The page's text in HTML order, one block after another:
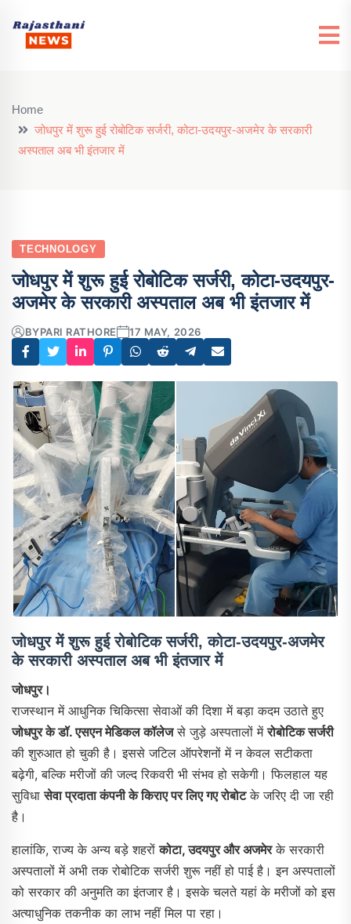
Home
जोधपुर में शुरू हुई रोबोटिक सर्जरी, कोटा-उदयपुर-अजमेर के सरकारी
अस्पताल अब भी इंतजार में
TECHNOLOGY
जोधपुर में शुरू हुई रोबोटिक सर्जरी, कोटा-उदयपुर-
अजमेर के सरकारी अस्पताल अब भी इंतजार में
BYPARI RATHORE 17 MAY, 2026
जोधपुर में शुरू हुई रोबोटिक सर्जरी, कोटा-उदयपुर-अजमेर
के सरकारी अस्पताल अब भी इंतजार में
जोधपुर।
राजस्थान में आधुनिक चिकित्सा सेवाओं की दिशा में बड़ा कदम उठाते हुए
जोधपुर के डॉ. एसएन मेडिकल कॉलेजसे जुड़े अस्पतालों मेंरोबोटिक सर्जरी
की शुरुआत हो चुकी है। इससे जटिल ऑपरेशनों में न केवल सटीकता
बढ़ेगी, बल्कि मरीजों की जल्द रिकवरी भी संभव हो सकेगी। फिलहाल यह
सुविधासेवा प्रदाता कंपनी के किराए पर लिए गए रोबोटके जरिए दी जा रही
है।
हालांकि, राज्य के अन्य बड़े शहरोंकोटा, उदयपुर और अजमेरके सरकारी
अस्पतालों में अभी तक रोबोटिक सर्जरी शुरू नहीं हो पाई है। इन अस्पतालों
को सरकार की अनुमति का इंतजार है। इसके चलते यहां के मरीजों को इस
अत्याधुनिक तकनीक का लाभ नहीं मिल पा रहा।